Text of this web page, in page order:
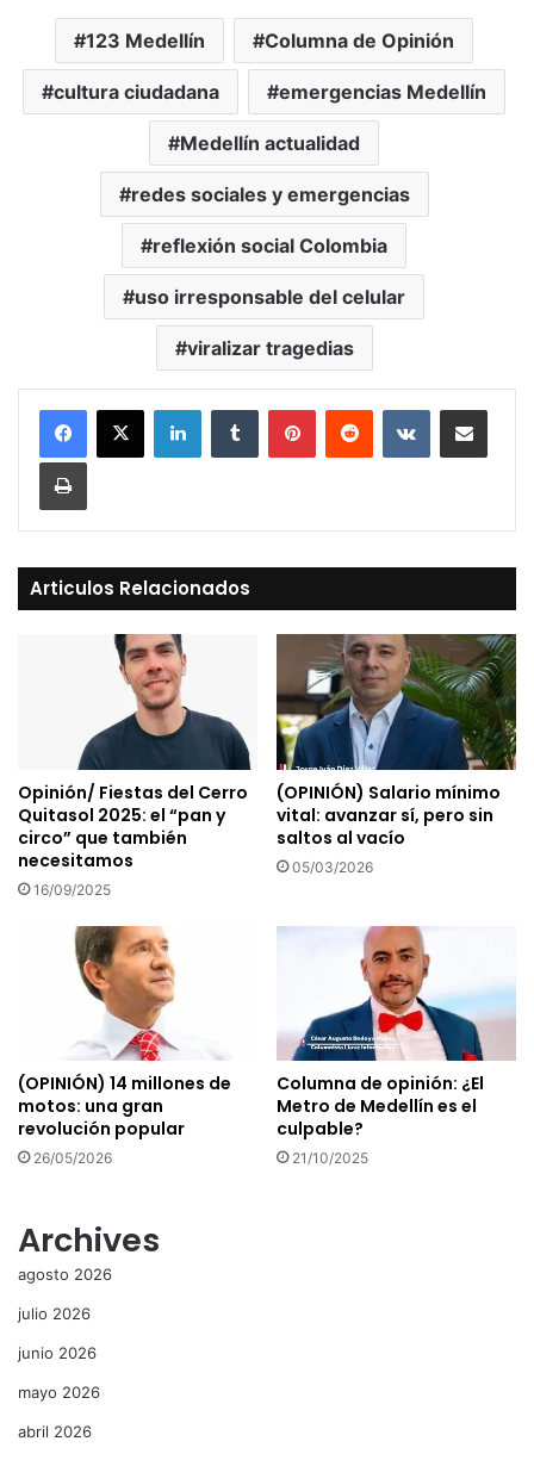
123 Medellín Columna de Opinión
cultura ciudadana emergencias Medellín
Medellín actualidad
redes sociales y emergencias
reflexión social Colombia
uso irresponsable del celular
viralizar tragedias
LinkedInTumblr PinterestReddit VKontakteCompartir vía Mail
Print
Articulos Relacionados
Opinión/ Fiestas del Cerro
Quitasol 2025: el “pan y
circo” que también
necesitamos
16/09/2025
(OPINIÓN) Salario mínimo
vital: avanzar sí, pero sin
saltos al vacío
05/03/2026
(OPINIÓN) 14 millones de
motos: una gran
revolución popular
26/05/2026
Columna de opinión: ¿El
Metro de Medellín es el
culpable?
21/10/2025
Archives
agosto 2026
julio 2026
junio 2026
mayo 2026
abril 2026